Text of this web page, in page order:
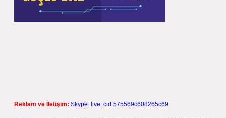
Reklam ve İletişim: Skype: live:.cid.575569c608265c69